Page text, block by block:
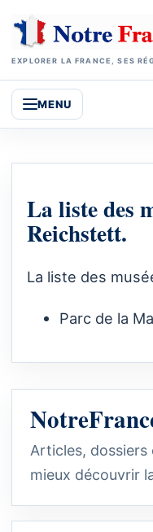
EXPLORER LA FRANCE, SES
MENU
La liste des
Reichstett.
La liste des
Parc de la
Articles,
mieux découvrir